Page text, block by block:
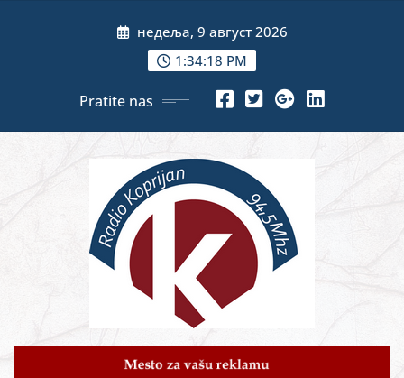
недеља, 9 август 2026
1:34:20 PM
Pratite nas